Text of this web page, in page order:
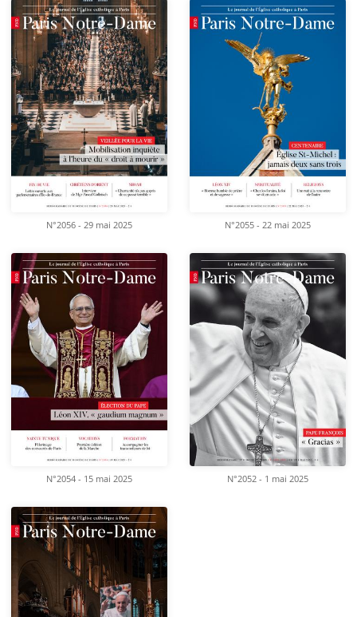
N°2056 - 29 mai 2025 N°2055 - 22 mai 2025
N°2054 - 15 mai 2025 N°2052 - 1 mai 2025